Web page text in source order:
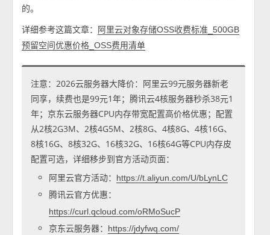
的。
详细参考这篇文章：
阿里云对象存储OSS收费标准_500GB
预留空间优惠价格_OSS费用清单
注意：2026云服务器大降价：阿里云99元服务器新老
同享，续费也是99元1年；腾讯云4核服务器秒杀38元1
年；京东云服务器CPU内存带宽配置高价格优惠；配置
从2核2G3M、2核4G5M、2核8G、4核8G、4核16G、
8核16G、8核32G、16核32G、16核64G等CPU内存皮
配置可选，详细移步到官方活动页面：
阿里云官方活动：
https://t.aliyun.com/U/bLynLC
腾讯云官方优惠：
https://curl.qcloud.com/oRMoSucP
京东云服务器： https://jdyfwq.com/